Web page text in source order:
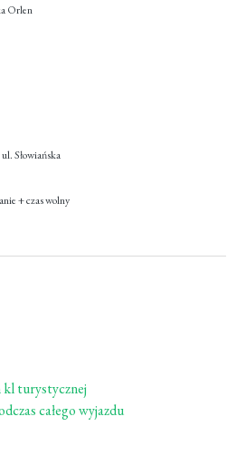
Orlen
Słowiańska
+ czas wolny
kl turystycznej
całego wyjazdu